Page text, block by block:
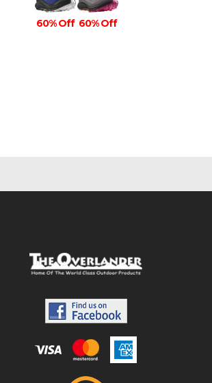
60% Off 60% Off